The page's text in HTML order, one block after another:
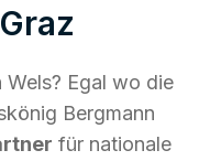
Wels? Egal wo die
Bergmann
für nationale